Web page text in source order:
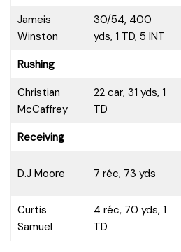
Jameis
Winston
30/54, 400
yds, 1 TD, 5 INT
Rushing
Christian
McCaffrey
22 car, 31 yds, 1
TD
Receiving
D.J Moore 7 réc, 73 yds
Curtis
Samuel
4 réc, 70 yds, 1
TD